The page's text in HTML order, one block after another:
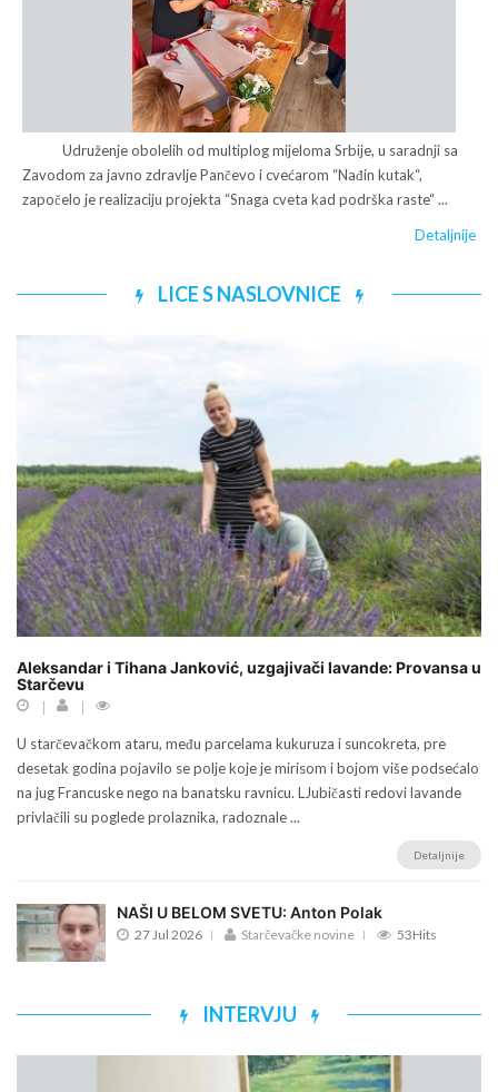
Udruženje obolelih od multiplog mijeloma Srbije, u saradnji sa
Zavodom za javno zdravlje Pančevo i cvećarom “Nađin kutak“,
započelo je realizaciju projekta “Snaga cveta kad podrška raste“ ...
Detaljnije
LICE S NASLOVNICE
Aleksandar i Tihana Janković, uzgajivači lavande: Provansa u
Starčevu
U starčevačkom ataru, među parcelama kukuruza i suncokreta, pre
desetak godina pojavilo se polje koje je mirisom i bojom više podsećalo
na jug Francuske nego na banatsku ravnicu. LJubičasti redovi lavande
privlačili su poglede prolaznika, radoznale ...
Detaljnije
NAŠI U BELOM SVETU: Anton Polak
27 Jul 2026 Starčevačke novine 53Hits
INTERVJU